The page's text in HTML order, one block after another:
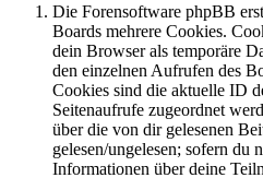
Die Forensoftware phpBB
Boards mehrere Cookies.
dein Browser als temporäre
den einzelnen Aufrufen des
Cookies sind die aktuelle ID
Seitenaufrufe zugeordnet
über die von dir gelesenen
gelesen/ungelesen; sofern du
Informationen über deine